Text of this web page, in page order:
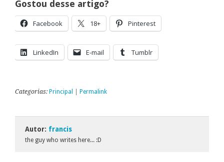
Gostou desse artigo?
Facebook 18+ Pinterest
LinkedIn E-mail Tumblr
Categorias: Principal Permalink
Autor: francis
the guy who writes here... :D